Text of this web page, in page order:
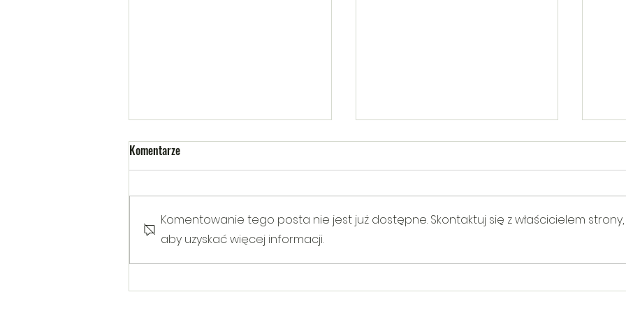
Warsztaty poruszające temat
V Gminny Turniej Szachowy o
Komentarze
Komentowanie tego posta nie jest już dostępne. Skontaktuj się z właścicielem strony,
aby uzyskać więcej informacji.